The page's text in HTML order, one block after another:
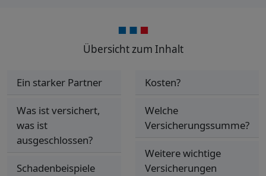
Übersicht zum Inhalt
Ein starker Partner
Was ist versichert,
was ist
ausgeschlossen?
Schadenbeispiele
Kosten?
Welche
Versicherungssumme?
Weitere wichtige
Versicherungen